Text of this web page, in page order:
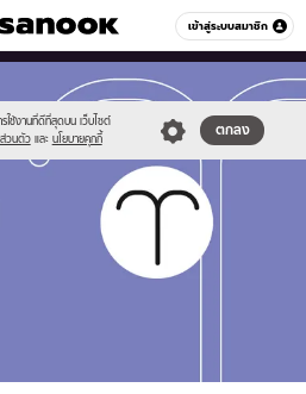
เข้าสู่ระบบสมาชิก
หมวดอื่นๆ
รใช้งานที่ดีที่สุดบน เว็บไซต์
ส่วนตัว และ นโยบายคุกกี้
ตกลง
fortnightly-